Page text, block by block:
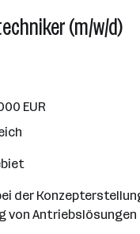
(m/w/d)
EUR
der
von Antriebslösungen